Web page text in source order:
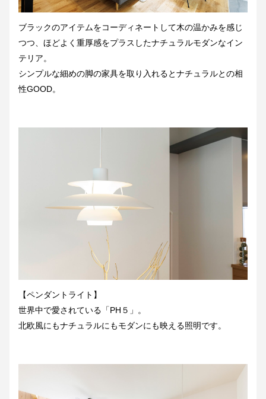
ブラックのアイテムをコーディネートして木の温かみを感じ
つつ、ほどよく重厚感をプラスしたナチュラルモダンなイン
テリア。
シンプルな細めの脚の家具を取り入れるとナチュラルとの相
性GOOD。
【ペンダントライト】
世界中で愛されている「PH５」。
北欧風にもナチュラルにもモダンにも映える照明です。